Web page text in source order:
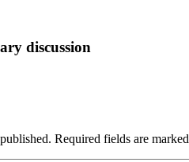
discussion
Required fields are marked